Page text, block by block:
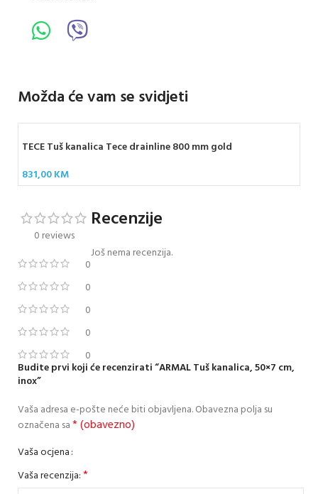
Možda će vam se svidjeti
TECE Tuš kanalica Tece drainline 800 mm gold
831,00KM
0 reviews
0
0
0
0
0
Recenzije
Još nema recenzija.
Budite prvi koji će recenzirati “ARMAL Tuš kanalica, 50×7 cm,
inox”
Vaša adresa e-pošte neće biti objavljena.Obavezna polja su
označena sa* (obavezno)
Vaša ocjena
Vaša recenzija:*